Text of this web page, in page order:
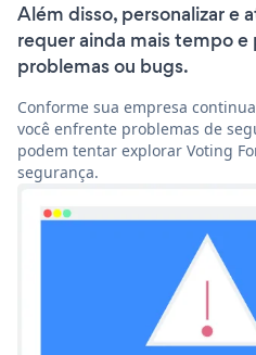
Além disso, personalizar e
requer ainda mais tempo e
problemas ou bugs.
Conforme sua empresa
você enfrente problemas de
podem tentar explorar Voting
segurança.